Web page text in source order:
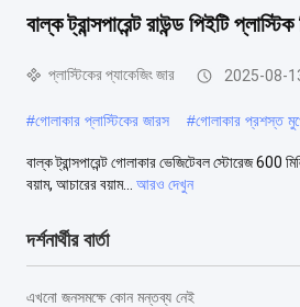
বাল্ক ট্রান্সপারেন্ট রাউন্ড পিইটি
প্লাস্টিকের প্যাকেজিং জার 2025-08-
#গোলাকার প্লাস্টিকের জারস #গোলাকার প্রশস্ত
বাল্ক ট্রান্সপারেন্ট গোলাকার ভেজিটেবল স্টোরেজ 600
বয়াম, আচারের বয়াম...
আরও দেখুন
দর্শনার্থীর বার্তা
এখনো জনসমক্ষে কোন মন্তব্য নেই